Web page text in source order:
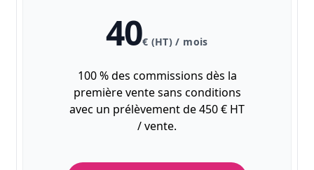
40€ (HT) / mois
100 % des commissions dès la
première vente sans conditions
avec un prélèvement de 450 € HT
/ vente.